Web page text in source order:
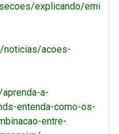
explicando/emi
noticias/acoes-
a-
entenda-como-os-
entre-